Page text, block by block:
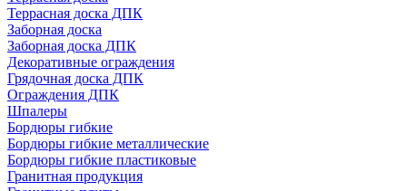
Террасная доска ДПК
Заборная доска
Заборная доска ДПК
Декоративные ограждения
Грядочная доска ДПК
Ограждения ДПК
Шпалеры
Бордюры гибкие
Бордюры гибкие металлические
Бордюры гибкие пластиковые
Гранитная продукция